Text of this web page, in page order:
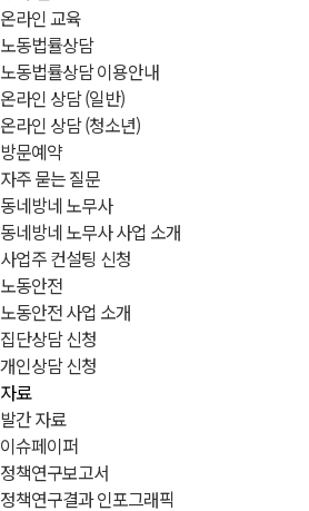
온라인 교육
노동법률상담
노동법률상담 이용안내
온라인 상담 (일반)
온라인 상담 (청소년)
방문예약
자주 묻는 질문
동네방네 노무사
동네방네 노무사 사업 소개
사업주 컨설팅 신청
노동안전
노동안전 사업 소개
집단상담 신청
개인상담 신청
자료
발간 자료
이슈페이퍼
정책연구보고서
정책연구결과 인포그래픽